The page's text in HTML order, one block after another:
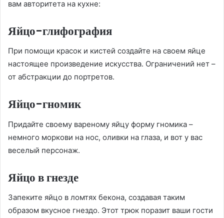
вам авторитета на кухне:
Яйцо-глифография
При помощи красок и кистей создайте на своем яйце
настоящее произведение искусства. Ограничений нет –
от абстракции до портретов.
Яйцо-гномик
Придайте своему вареному яйцу форму гномика –
немного моркови на нос, оливки на глаза, и вот у вас
веселый персонаж.
Яйцо в гнезде
Запеките яйцо в ломтях бекона, создавая таким
образом вкусное гнездо. Этот трюк поразит ваши гости